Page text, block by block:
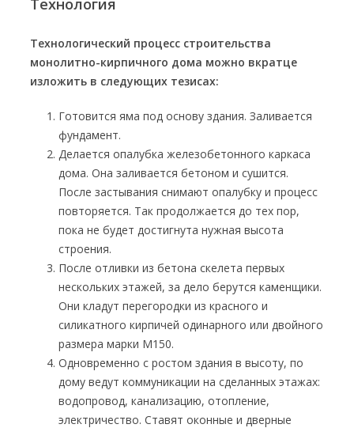
Технологический процесс строительства
монолитно-кирпичного дома можно вкратце
изложить в следующих тезисах:
Готовится яма под основу здания. Заливается
фундамент.
Делается опалубка железобетонного каркаса
дома. Она заливается бетоном и сушится.
После застывания снимают опалубку и процесс
повторяется. Так продолжается до тех пор,
пока не будет достигнута нужная высота
строения.
После отливки из бетона скелета первых
нескольких этажей, за дело берутся каменщики.
Они кладут перегородки из красного и
силикатного кирпичей одинарного или двойного
размера марки М150.
Одновременно с ростом здания в высоту, по
дому ведут коммуникации на сделанных этажах:
водопровод, канализацию, отопление,
электричество. Ставят оконные и дверные